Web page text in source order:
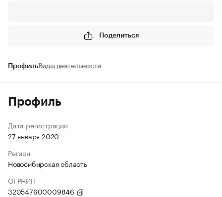
Поделиться
ПрофильВиды деятельности
Профиль
Дата регистрации
27 января 2020
Регион
Новосибирская область
ОГРНИП
320547600009846